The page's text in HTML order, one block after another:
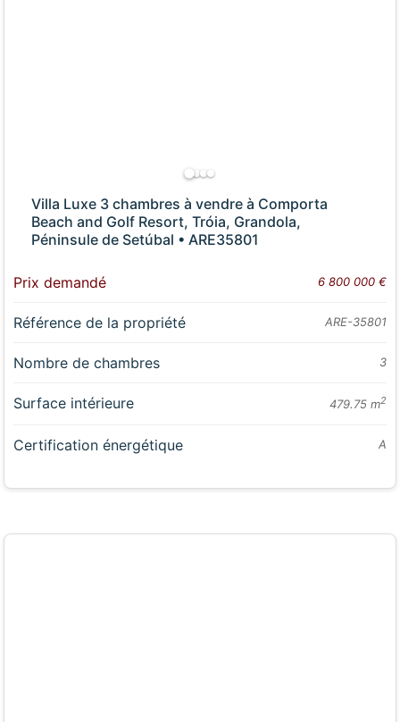
Villa Luxe 3 chambres à vendre à Comporta
Beach and Golf Resort, Tróia, Grandola,
Péninsule de Setúbal • ARE35801
Prix demandé 6 800 000 €
Référence de la propriété ARE-35801
Nombre de chambres 3
Surface intérieure 479.75 m2
Certification énergétique A